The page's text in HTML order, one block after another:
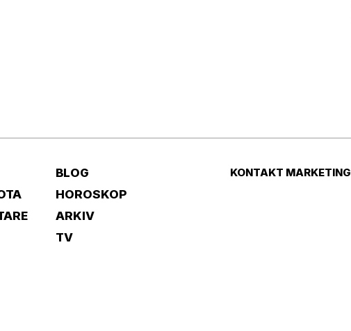
BLOG
HOROSKOP
ARKIV
TV
KONTAKT MARKETING